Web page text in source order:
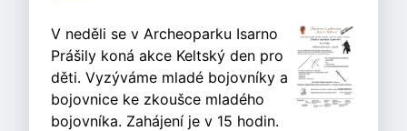
V neděli se v Archeoparku Isarno
Prášily koná akce Keltský den pro
děti. Vyzýváme mladé bojovníky a
bojovnice ke zkoušce mladého
bojovníka. Zahájení je v 15 hodin.